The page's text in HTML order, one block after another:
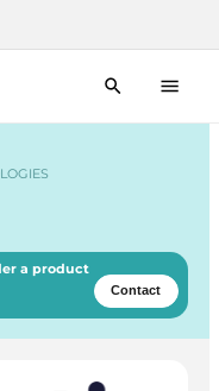
a product
Contact